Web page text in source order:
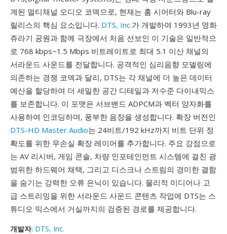
계된 멀티채널 오디오 코덱으로, 현재는 홈 시어터와 Blu-ray
릴리스의 핵심 요소입니다. DTS, Inc.가 개발하여 1993년 영화
쥬라기 공원과 함께 극장에서 처음 선보인 이 기술은 일반적으
로 768 kbps~1.5 Mbps 비트레이트로 최대 5.1 이산 채널의
서라운드 사운드를 전달합니다. 공격적인 심리음향 모델링에
의존하는 경쟁 코덱과 달리, DTS는 각 채널에 더 높은 데이터
예산을 할당하여 더 세밀한 공간 디테일과 저수준 다이내믹스
를 보존합니다. 이 포맷은 서브밴드 ADPCM과 벡터 양자화를
사용하여 인코딩하며, 풍부한 음장을 생성합니다. 확장 버전인
DTS-HD Master Audio는 24비트/192 kHz까지 비트 단위 정
확도를 위한 무손실 확장 레이어를 추가합니다. 주요 강점으로
는 AV 리시버, 게임 콘솔, 차량 인포테인먼트 시스템에 걸친 광
범위한 하드웨어 채택, 그리고 디스크나 스트림의 경미한 결함
을 숨기는 강력한 오류 은닉이 있습니다. 물리적 미디어나 고
급 스트리밍을 위한 서라운드 사운드 콘텐츠 작업에 DTS는 스
튜디오 믹스에서 거실까지의 검증된 경로를 제공합니다.
개발자: DTS, Inc.